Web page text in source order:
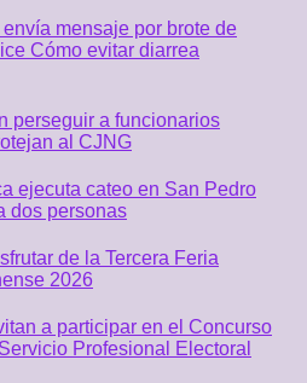
mensaje por brote de
Cómo evitar diarrea
perseguir a funcionarios
al CJNG
ejecuta cateo en San Pedro
dos personas
de la Tercera Feria
2026
a participar en el Concurso
Profesional Electoral